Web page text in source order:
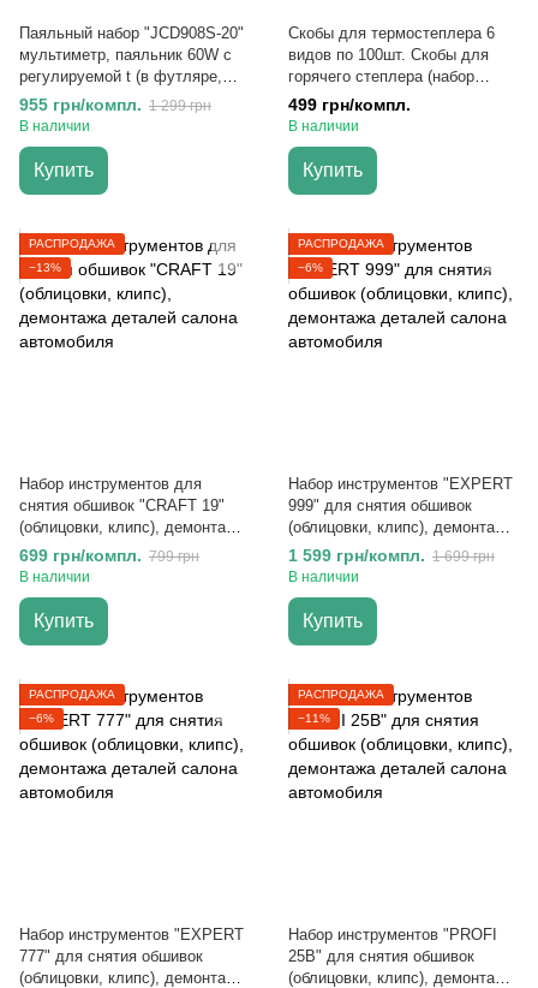
Паяльный набор "JCD908S-20"
мультиметр, паяльник 60W с
регулируемой t (в футляре,
набор аксессуаров)
955 грн/компл. 1 299 грн
В наличии
Купить
Скобы для термостеплера 6
видов по 100шт. Скобы для
горячего степлера (набор
600шт)
499 грн/компл.
В наличии
Купить
РАСПРОДАЖА
−13%
Набор инструментов для
снятия обшивок "CRAFT 19"
(облицовки, клипс), демонтажа
деталей салона автомобиля
699 грн/компл. 799 грн
В наличии
Купить
РАСПРОДАЖА
−6%
Набор инструментов "EXPERT
999" для снятия обшивок
(облицовки, клипс), демонтажа
деталей салона автомобиля
1 599 грн/компл. 1 699 грн
В наличии
Купить
РАСПРОДАЖА
−6%
Набор инструментов "EXPERT
777" для снятия обшивок
(облицовки, клипс), демонтажа
РАСПРОДАЖА
−11%
Набор инструментов "PROFI
25B" для снятия обшивок
(облицовки, клипс), демонтажа